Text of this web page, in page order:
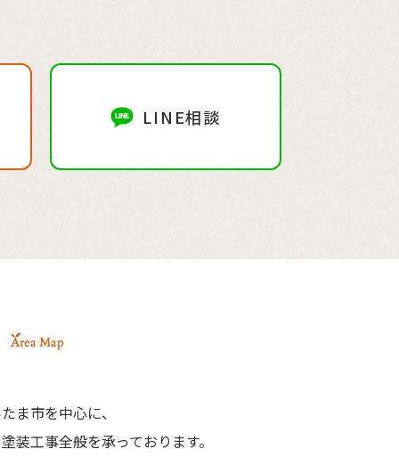
LINE相談
ま市を中心に、
装工事全般を承っております。